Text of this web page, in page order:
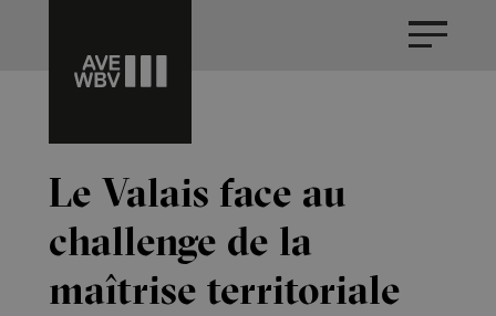
Le Valais face au
challenge de la
maîtrise territoriale